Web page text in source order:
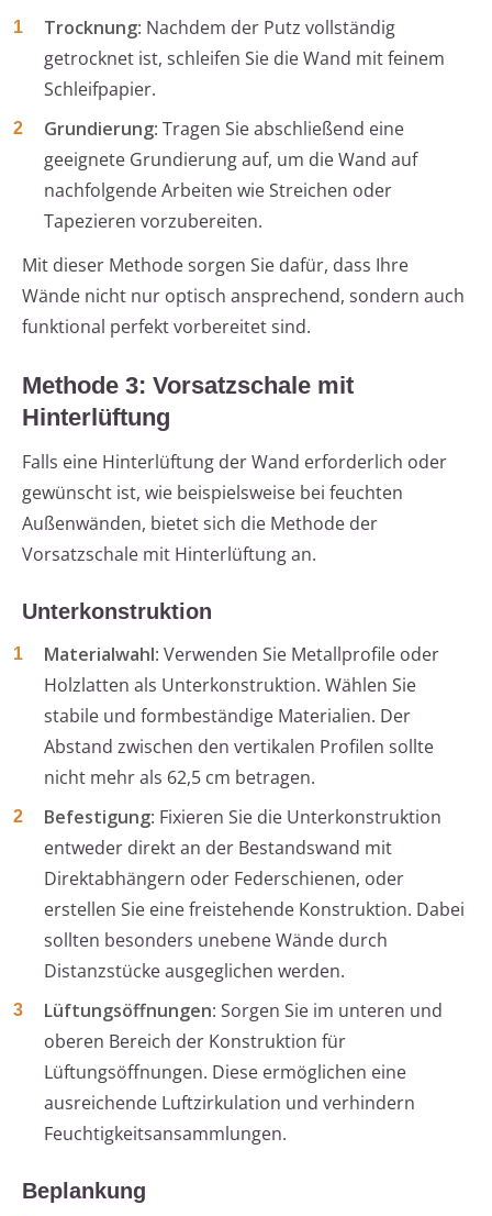
Trocknung: Nachdem der Putz vollständig
getrocknet ist, schleifen Sie die Wand mit feinem
Schleifpapier.
Grundierung: Tragen Sie abschließend eine
geeignete Grundierung auf, um die Wand auf
nachfolgende Arbeiten wie Streichen oder
Tapezieren vorzubereiten.
Mit dieser Methode sorgen Sie dafür, dass Ihre
Wände nicht nur optisch ansprechend, sondern auch
funktional perfekt vorbereitet sind.
Methode 3: Vorsatzschale mit
Hinterlüftung
Falls eine Hinterlüftung der Wand erforderlich oder
gewünscht ist, wie beispielsweise bei feuchten
Außenwänden, bietet sich die Methode der
Vorsatzschale mit Hinterlüftung an.
Unterkonstruktion
Materialwahl: Verwenden Sie Metallprofile oder
Holzlatten als Unterkonstruktion. Wählen Sie
stabile und formbeständige Materialien. Der
Abstand zwischen den vertikalen Profilen sollte
nicht mehr als 62,5 cm betragen.
Befestigung: Fixieren Sie die Unterkonstruktion
entweder direkt an der Bestandswand mit
Direktabhängern oder Federschienen, oder
erstellen Sie eine freistehende Konstruktion. Dabei
sollten besonders unebene Wände durch
Distanzstücke ausgeglichen werden.
Lüftungsöffnungen: Sorgen Sie im unteren und
oberen Bereich der Konstruktion für
Lüftungsöffnungen. Diese ermöglichen eine
ausreichende Luftzirkulation und verhindern
Feuchtigkeitsansammlungen.
Beplankung